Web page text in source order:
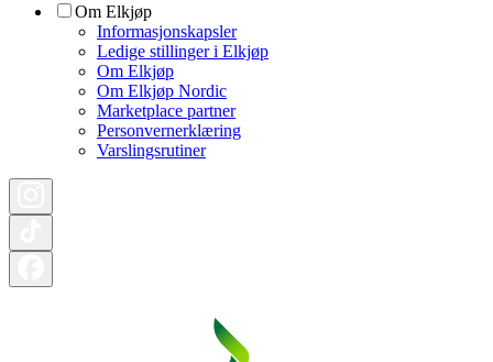
Om Elkjøp
Informasjonskapsler
Ledige stillinger i Elkjøp
Om Elkjøp
Om Elkjøp Nordic
Marketplace partner
Personvernerklæring
Varslingsrutiner